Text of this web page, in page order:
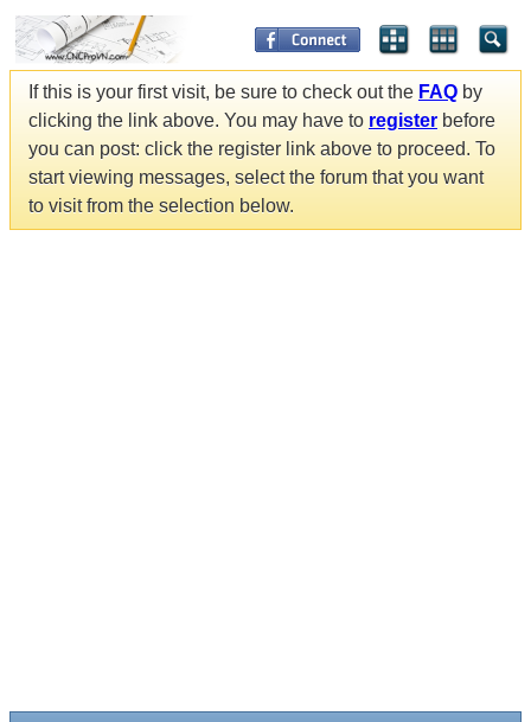
If this is your first visit, be sure to check out the FAQ by
clicking the link above. You may have to register before
you can post: click the register link above to proceed. To
start viewing messages, select the forum that you want
to visit from the selection below.